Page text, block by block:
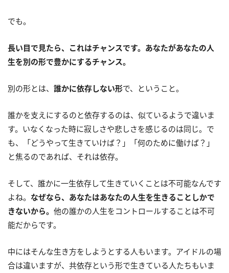
でも。
長い目で見たら、これはチャンスです。あなたがあなたの人
生を別の形で豊かにするチャンス。
別の形とは、 誰かに依存しない形で、ということ。
誰かを支えにするのと依存するのは、似ているようで違いま
す。いなくなった時に寂しさや悲しさを感じるのは同じ。で
も、「どうやって生きていけば？」「何のために働けば？」
と焦るのであれば、それは依存。
そして、誰かに一生依存して生きていくことは不可能なんです
よね。 なぜなら、あなたはあなたの人生を生きることしかで
きないから。 他の誰かの人生をコントロールすることは不可
能だからです。
中にはそんな生き方をしようとする人もいます。アイドルの場
合は違いますが、共依存という形で生きている人たちもいま